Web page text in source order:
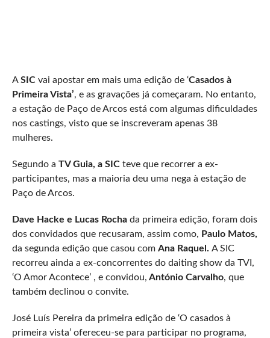
ASICvai apostar em mais uma edição de ‘Casados à
Primeira Vista’, e as gravações já começaram. No entanto,
a estação de Paço de Arcos está com algumas dificuldades
nos castings, visto que se inscreveram apenas 38
mulheres.
Segundo a TV Guia, a SIC teve que recorrer a ex-
participantes, mas a maioria deu uma nega à estação de
Paço de Arcos.
Dave Hacke e Lucas Rochada primeira edição, foram dois
dos convidados que recusaram, assim como, Paulo Matos,
da segunda edição que casou com Ana Raquel. A SIC
recorreu ainda a ex-concorrentes do daiting show da TVI,
‘O Amor Acontece’ , e convidou, António Carvalho, que
também declinou o convite.
José Luís Pereira da primeira edição de ‘O casados à
primeira vista’ ofereceu-se para participar no programa,